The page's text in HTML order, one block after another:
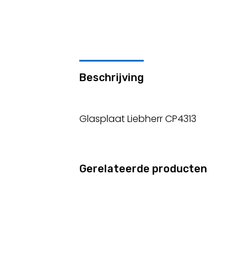
Beschrijving
Glasplaat Liebherr CP4313
Gerelateerde producten